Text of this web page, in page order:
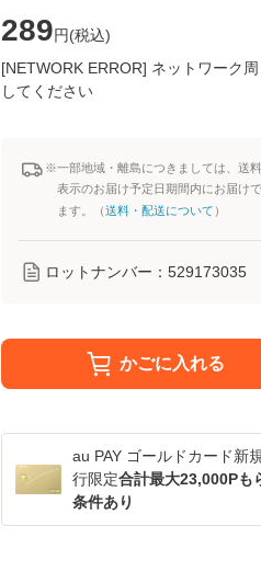
289円(税込)
[NETWORK ERROR] ネットワーク
してください
※一部地域・離島につきましては、送
表示のお届け予定日期間内にお届け
ます。（送料・配送について ）
ロットナンバー： 529173035
かごに入れる
au PAY ゴールドカード新
行限定合計最大23,000P
条件あり